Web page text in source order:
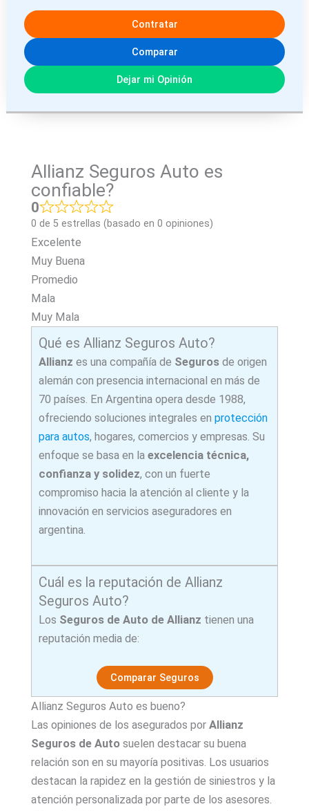
Contratar
Comparar
Dejar mi Opinión
Allianz Seguros Auto es
confiable?
0
0 de 5 estrellas (basado en 0 opiniones)
Excelente
Muy Buena
Promedio
Mala
Muy Mala
Qué es Allianz Seguros Auto?
Allianz es una compañía de Segurosde origen
alemán con presencia internacional en más de
70 países. En Argentina opera desde 1988,
ofreciendo soluciones integrales enprotección
para autos, hogares, comercios y empresas. Su
enfoque se basa en laexcelencia técnica,
confianza y solidez, con un fuerte
compromiso hacia la atención al cliente y la
innovación en servicios aseguradores en
argentina.
Cuál es la reputación de Allianz
Seguros Auto?
Los Seguros de Auto de Allianz tienen una
reputación media de:
Comparar Seguros
Allianz Seguros Auto es bueno?
Las opiniones de los asegurados porAllianz
Seguros de Auto suelen destacar su buena
relación son en su mayoría positivas. Los usuarios
destacan la rapidez en la gestión de siniestros y la
atención personalizada por parte de los asesores.